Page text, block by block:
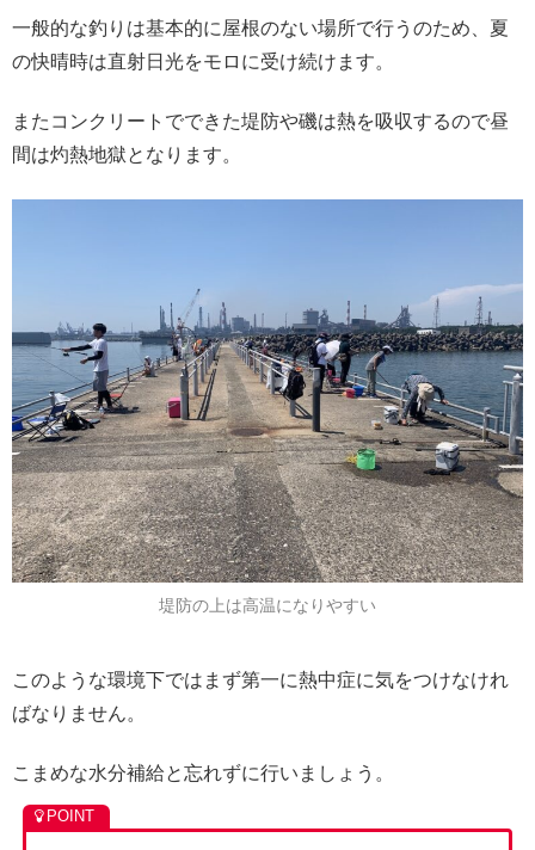
一般的な釣りは基本的に屋根のない場所で行うのため、夏
の快晴時は直射日光をモロに受け続けます。
またコンクリートでできた堤防や磯は熱を吸収するので昼
間は灼熱地獄となります。
堤防の上は高温になりやすい
このような環境下ではまず第一に熱中症に気をつけなけれ
ばなりません。
こまめな水分補給と忘れずに行いましょう。